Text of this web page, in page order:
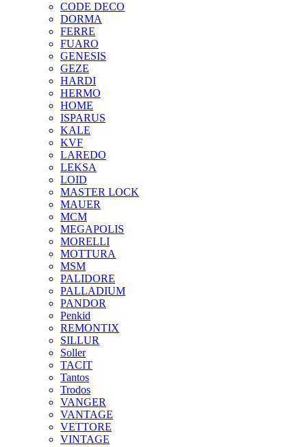
CODE DECO
DORMA
FERRE
FUARO
GENESIS
GEZE
HARDI
HERMO
HOMЕ
ISPARUS
KALE
KVF
LAREDO
LEKSA
LOID
MASTER LOCK
MAUER
MCM
MEGAPOLIS
MORELLI
MOTTURA
MSM
PALIDORE
PALLADIUM
PANDOR
Penkid
REMONTIX
SILLUR
Soller
TACIT
Tantos
Trodos
VANGER
VANTAGE
VETTORE
VINTAGE